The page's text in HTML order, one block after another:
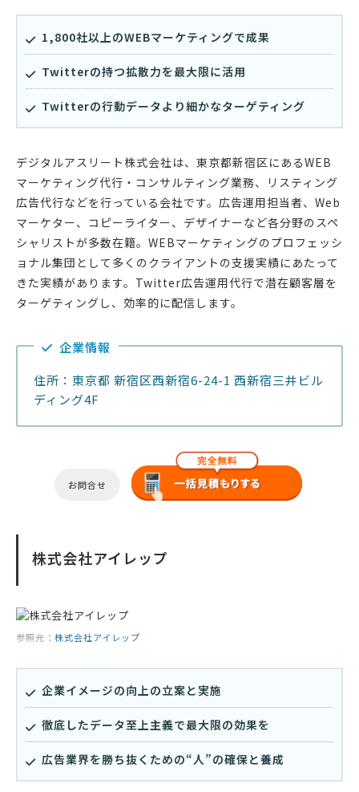
1,800社以上のWEBマーケティングで成果
Twitterの持つ拡散力を最大限に活用
Twitterの行動データより細かなターゲティング
デジタルアスリート株式会社は、東京都新宿区にあるWEB
マーケティング代行・コンサルティング業務、リスティング
広告代行などを行っている会社です。広告運用担当者、Web
マーケター、コピーライター、デザイナーなど各分野のスペ
シャリストが多数在籍。WEBマーケティングのプロフェッシ
ョナル集団として多くのクライアントの支援実績にあたって
きた実績があります。Twitter広告運用代行で潜在顧客層を
ターゲティングし、効率的に配信します。
企業情報
住所：東京都 新宿区西新宿6-24-1 西新宿三井ビル
ディング4F
お問合せ
株式会社アイレップ
参照元： 株式会社アイレップ
企業イメージの向上の立案と実施
徹底したデータ至上主義で最大限の効果を
広告業界を勝ち抜くための“人”の確保と養成